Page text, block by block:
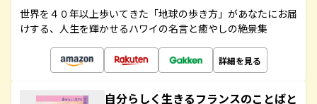
世界を４０年以上歩いてきた「地球の歩き方」があなたにお届
けする、人生を輝かせるハワイの名言と癒やしの絶景集
詳細を見る
自分らしく生きるフランスのことばと